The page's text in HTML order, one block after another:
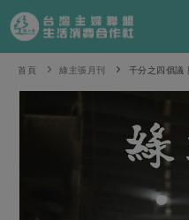
產品分類
首頁 綠主張月刊 千分之四倡議